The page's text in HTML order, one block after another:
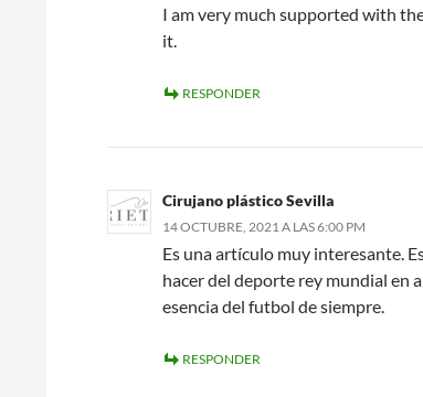
I am very much supported with
it.
RESPONDER
Cirujano plástico Sevilla
14 OCTUBRE, 2021 A LAS 6:00 PM
Es una artículo muy interesante.
hacer del deporte rey mundial en
esencia del futbol de siempre.
RESPONDER